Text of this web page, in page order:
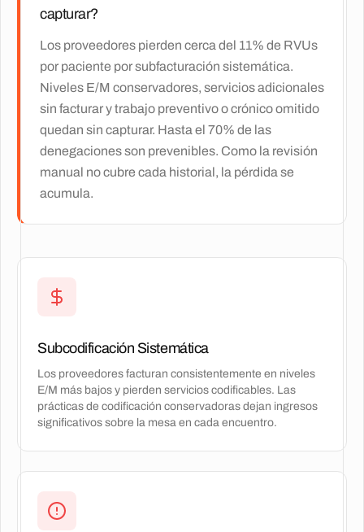
capturar?
Los proveedores pierden cerca del 11% de RVUs
por paciente por subfacturación sistemática.
Niveles E/M conservadores, servicios adicionales
sin facturar y trabajo preventivo o crónico omitido
quedan sin capturar. Hasta el 70% de las
denegaciones son prevenibles. Como la revisión
manual no cubre cada historial, la pérdida se
acumula.
Subcodificación Sistemática
Los proveedores facturan consistentemente en niveles
E/M más bajos y pierden servicios codificables. Las
prácticas de codificación conservadoras dejan ingresos
significativos sobre la mesa en cada encuentro.